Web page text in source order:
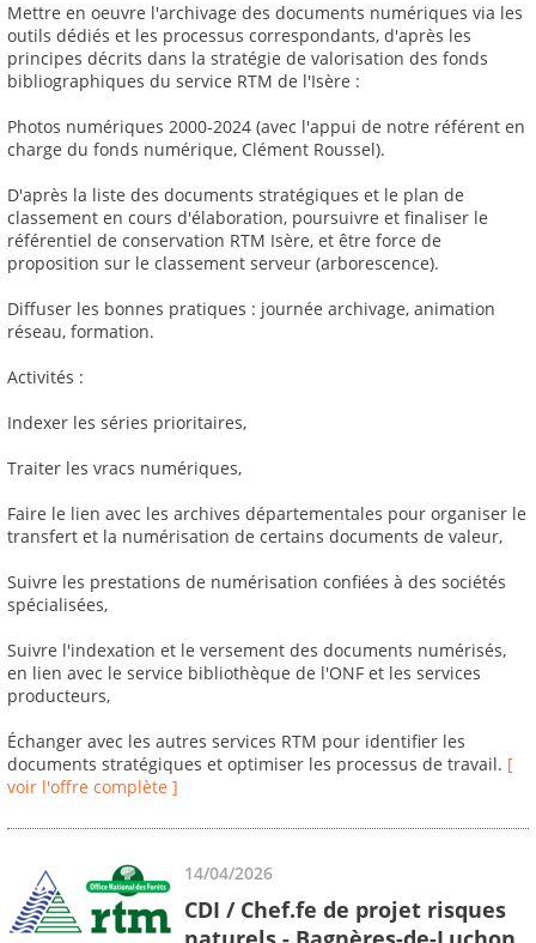
Mettre en oeuvre l'archivage des documents numériques via les
outils dédiés et les processus correspondants, d'après les
principes décrits dans la stratégie de valorisation des fonds
bibliographiques du service RTM de l'Isère :
Photos numériques 2000-2024 (avec l'appui de notre référent en
charge du fonds numérique, Clément Roussel).
D'après la liste des documents stratégiques et le plan de
classement en cours d'élaboration, poursuivre et finaliser le
référentiel de conservation RTM Isère, et être force de
proposition sur le classement serveur (arborescence).
Diffuser les bonnes pratiques : journée archivage, animation
réseau, formation.
Activités :
Indexer les séries prioritaires,
Traiter les vracs numériques,
Faire le lien avec les archives départementales pour organiser le
transfert et la numérisation de certains documents de valeur,
Suivre les prestations de numérisation confiées à des sociétés
spécialisées,
Suivre l'indexation et le versement des documents numérisés,
en lien avec le service bibliothèque de l'ONF et les services
producteurs,
Échanger avec les autres services RTM pour identifier les
documents stratégiques et optimiser les processus de travail. [
voir l'offre complète ]
14/04/2026
CDI / Chef.fe de projet risques